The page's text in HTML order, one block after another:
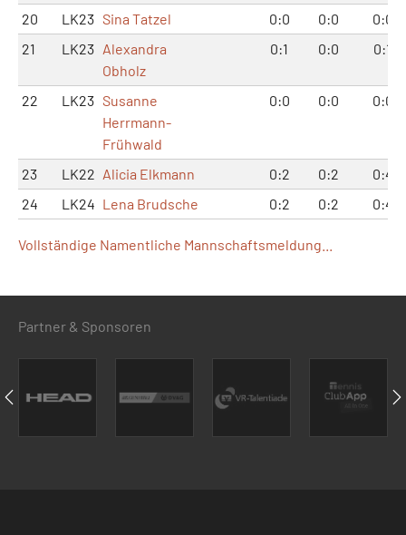
20
LK23 Sina Tatzel 0:0 0:0
0:0
21
LK23 Alexandra
Obholz
0:1 0:0 0:1
22 LK23 Susanne
Herrmann-
Frühwald
0:0 0:0 0:0
23 LK22 Alicia Elkmann 0:2 0:2
0:4
24
LK24 Lena Brudsche 0:2 0:2 0:4
Vollständige Namentliche Mannschaftsmeldung...
Partner & Sponsoren